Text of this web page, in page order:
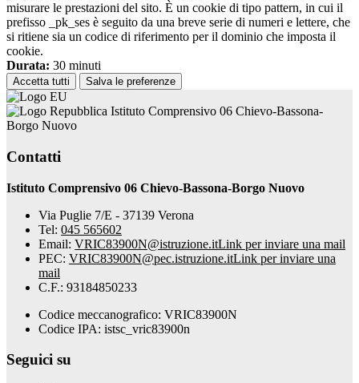
misurare le prestazioni del sito. È un cookie di tipo pattern, in cui il
prefisso _pk_ses è seguito da una breve serie di numeri e lettere, che
si ritiene sia un codice di riferimento per il dominio che imposta il
cookie.
Durata: 30 minuti
Accetta tutti Salva le preferenze
Istituto Comprensivo 06 Chievo-Bassona-
Borgo Nuovo
Contatti
Istituto Comprensivo 06 Chievo-Bassona-Borgo Nuovo
Via Puglie 7/E - 37139 Verona
Tel: 045 565602
Email: VRIC83900N@istruzione.itLink per inviare una mail
PEC: VRIC83900N@pec.istruzione.itLink per inviare una
mail
C.F.: 93184850233
Codice meccanografico: VRIC83900N
Codice IPA: istsc_vric83900n
Seguici su